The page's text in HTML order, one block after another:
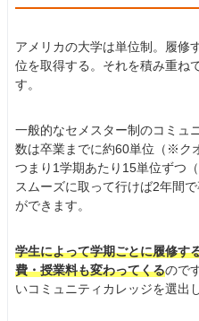
アメリカの大学は単位制。履修
位を取得する。それを積み重ね
す。
一般的なセメスター制のコミュ
数は卒業までに約60単位（※ク
つまり1学期あたり15単位ずつ
スムーズに取って行けば2年間
ができます。
学生によって学期ごとに履修す
費・授業料も変わってくるので
いコミュニティカレッジを選出